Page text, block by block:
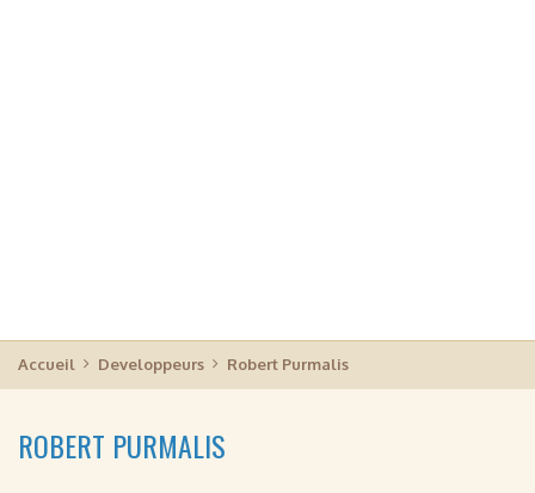
Accueil Developpeurs Robert Purmalis
ROBERT PURMALIS